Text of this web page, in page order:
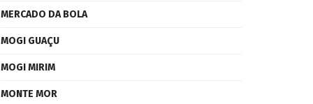
MERCADO DA BOLA
MOGI GUAÇU
MOGI MIRIM
MONTE MOR